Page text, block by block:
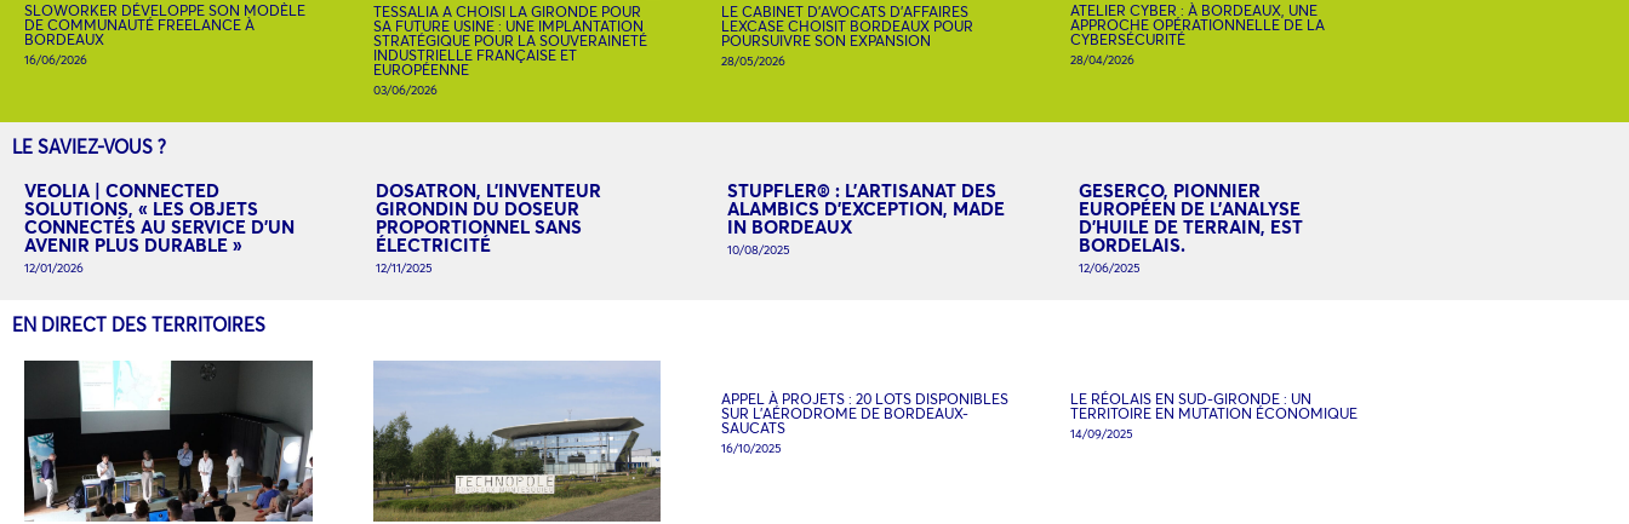
SLOWORKER DÉVELOPPE SON MODÈLE
DE COMMUNAUTÉ FREELANCE À
BORDEAUX
16/06/2026
TESSALIA A CHOISI LA GIRONDE POUR
SA FUTURE USINE : UNE IMPLANTATION
STRATÉGIQUE POUR LA SOUVERAINETÉ
INDUSTRIELLE FRANÇAISE ET
EUROPÉENNE
03/06/2026
LE CABINET D’AVOCATS D’AFFAIRES
LEXCASE CHOISIT BORDEAUX POUR
POURSUIVRE SON EXPANSION
28/05/2026
ATELIER CYBER : À BORDEAUX, UNE
APPROCHE OPÉRATIONNELLE DE LA
CYBERSÉCURITÉ
28/04/2026
LE SAVIEZ-VOUS ?
VEOLIA | CONNECTED
SOLUTIONS, « LES OBJETS
CONNECTÉS AU SERVICE D’UN
AVENIR PLUS DURABLE »
12/01/2026
DOSATRON, L’INVENTEUR
GIRONDIN DU DOSEUR
PROPORTIONNEL SANS
ÉLECTRICITÉ
12/11/2025
STUPFLER® : L’ARTISANAT DES
ALAMBICS D’EXCEPTION, MADE
IN BORDEAUX
10/08/2025
GESERCO, PIONNIER
EUROPÉEN DE L’ANALYSE
D’HUILE DE TERRAIN, EST
BORDELAIS.
12/06/2025
EN DIRECT DES TERRITOIRES
APPEL À PROJETS : 20 LOTS DISPONIBLES
SUR L’AÉRODROME DE BORDEAUX-
SAUCATS
16/10/2025
LE RÉOLAIS EN SUD-GIRONDE : UN
TERRITOIRE EN MUTATION ÉCONOMIQUE
14/09/2025